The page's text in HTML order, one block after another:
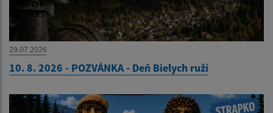
29.07.2026
10. 8. 2026 - POZVÁNKA - Deň Bielych ruží